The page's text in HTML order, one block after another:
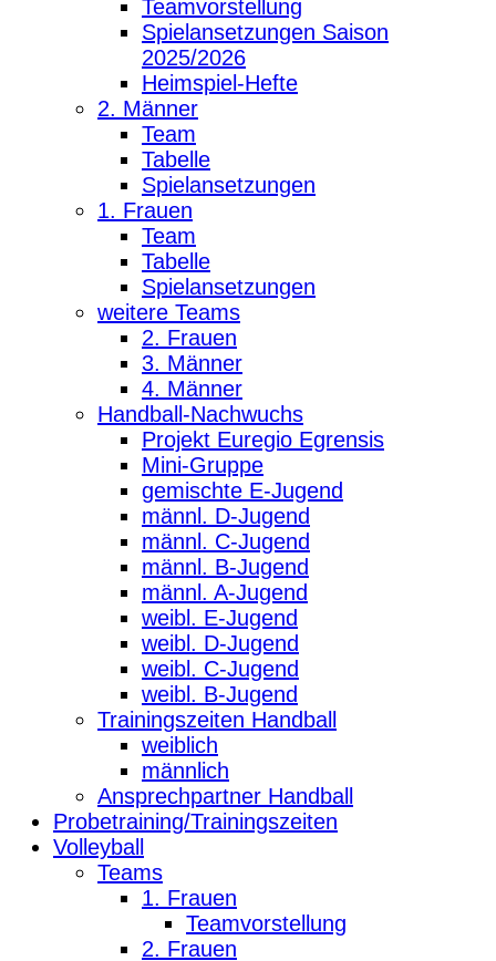
Teamvorstellung
Spielansetzungen Saison
2025/2026
Heimspiel-Hefte
2. Männer
Team
Tabelle
Spielansetzungen
1. Frauen
Team
Tabelle
Spielansetzungen
weitere Teams
2. Frauen
3. Männer
4. Männer
Handball-Nachwuchs
Projekt Euregio Egrensis
Mini-Gruppe
gemischte E-Jugend
männl. D-Jugend
männl. C-Jugend
männl. B-Jugend
männl. A-Jugend
weibl. E-Jugend
weibl. D-Jugend
weibl. C-Jugend
weibl. B-Jugend
Trainingszeiten Handball
weiblich
männlich
Ansprechpartner Handball
Probetraining/Trainingszeiten
Volleyball
Teams
1. Frauen
Teamvorstellung
2. Frauen